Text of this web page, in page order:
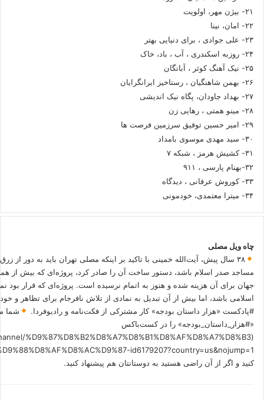
۲۱- بیژن مهر، اولویت
۲۲- امان، نینا
۲۳- علی جوادی ، برای دنیایی بهتر
۲۴- روزبه اسکندری ، آب ، باد، خاک
۲۵- نیک آهنگ کوثر ، آبانگان
۲۶- بهمن شاهنگیان ، رستاخیز ایرانگرایان
۲۷- بهداد جاودان، پگاه نیک اندیشی
۲۸- مینو همتی ، رهایی زن
۲۹- امیر حسین توفیق سرزمین فرصت ها
۳۰- سید مهدی موسوی بامداد
۳۱- کشیش هرمز ، شبکه ۷
۳۲-بهنام پارسی ، ۹۱۱
۳۳- کوروش عرفانی ، دیدگاه
۳۴- میترا معتمدی، خودمونی
چاه ویل مصلی
۳۸ سال پیش، آیت‌الله خمینی با تاکید بر اینکه مصلی تهران باید به دور از
مساجد صدر اسلام باشد، دستور ساخت آن را صادر کرد، پروژه‌ای که بیش از
جهان برای آن هزینه شده و هنوز به اتمام نرسیده است. پروژه‌ای که قرار بود
اسلامی باشد، اما بیش از آن تبدیل به نمادی از تلاش نافرجام برای تظاهر و
#پادکست «هزار داستان بودجه» کار مشترکی از فکت‌نامه و رادیوفردا.
شما
«#هزار_داستان_بودجه» را در کست‌باکس
%D9%87%D8%B2%D8%A7%D8%B1%D8%AF%D8%A7%D8%B3
کنید و اگر از آن راضی هستید به دوستانتان هم پیشنهاد کنید.